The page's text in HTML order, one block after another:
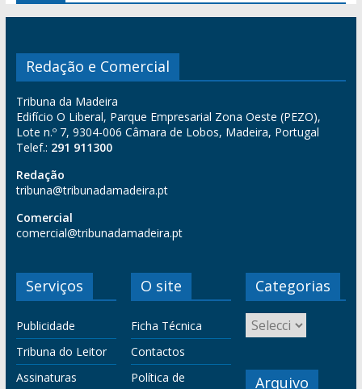
Redação e Comercial
Tribuna da Madeira
Edifício O Liberal, Parque Empresarial Zona Oeste (PEZO),
Lote n.º 7, 9304-006 Câmara de Lobos, Madeira, Portugal
Telef.: 291 911300
Redação
tribuna@tribunadamadeira.pt
Comercial
comercial@tribunadamadeira.pt
Serviços
Publicidade
Tribuna do Leitor
Assinaturas
O site
Ficha Técnica
Contactos
Política de
Categorias
Arquivo